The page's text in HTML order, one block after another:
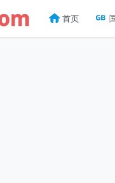
首页